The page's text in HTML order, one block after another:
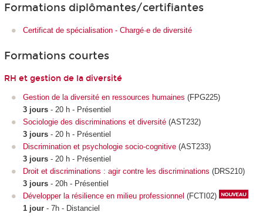
Formations diplômantes/certifiantes
Certificat de spécialisation - Chargé·e de diversité
Formations courtes
RH et gestion de la diversité
Gestion de la diversité en ressources humaines (FPG225)
3 jours - 20 h - Présentiel
Sociologie des discriminations et diversité (AST232)
3 jours - 20 h - Présentiel
Discrimination et psychologie socio-cognitive (AST233)
3 jours - 20 h - Présentiel
Droit et discriminations : agir contre les discriminations (DRS210)
3 jours - 20h - Présentiel
Développer la résilience en milieu professionnel (FCTI02)
1 jour - 7h - Distanciel